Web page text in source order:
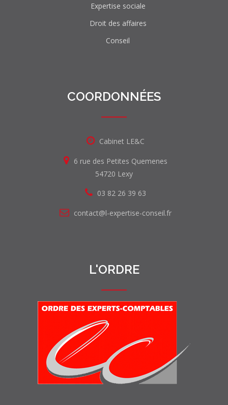
Expertise sociale
Droit des affaires
Conseil
COORDONNÉES
Cabinet LE&C
6 rue des Petites Quemenes
54720 Lexy
03 82 26 39 63
contact@l-expertise-conseil.fr
L'ORDRE